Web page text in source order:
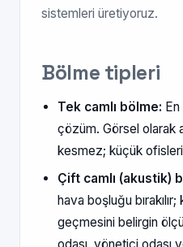
sistemleri üretiyoruz.
Bölme tipleri
Tek camlı bölme:
çözüm. Görsel olarak
kesmez; küçük ofisleri
Çift camlı (akustik)
hava boşluğu
geçmesini belirgin
odası, yönetici odası